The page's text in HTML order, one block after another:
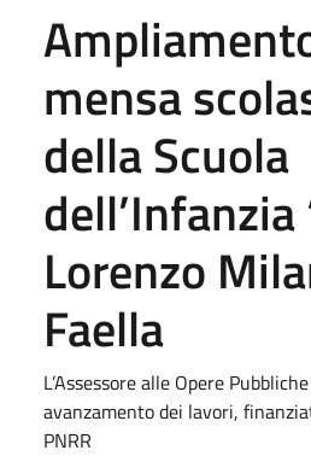
mensa
della Scuola
dell’Infanzia
Lorenzo
Faella
L’Assessore alle Opere
avanzamento dei lavori,
PNRR